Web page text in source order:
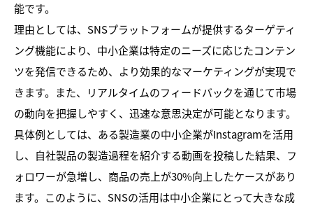
能です。
理由としては、SNSプラットフォームが提供するターゲティ
ング機能により、中小企業は特定のニーズに応じたコンテン
ツを発信できるため、より効果的なマーケティングが実現で
きます。また、リアルタイムのフィードバックを通じて市場
の動向を把握しやすく、迅速な意思決定が可能となります。
具体例としては、ある製造業の中小企業がInstagramを活用
し、自社製品の製造過程を紹介する動画を投稿した結果、フ
ォロワーが急増し、商品の売上が30%向上したケースがあり
ます。このように、SNSの活用は中小企業にとって大きな成